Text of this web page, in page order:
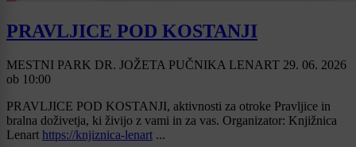
PRAVLJICE POD KOSTANJI
MESTNI PARK DR. JOŽETA PUČNIKA LENART 29. 06. 2026
ob 10:00
PRAVLJICE POD KOSTANJI, aktivnosti za otroke Pravljice in
bralna doživetja, ki živijo z vami in za vas. Organizator: Knjižnica
Lenart https://knjiznica-lenart ...